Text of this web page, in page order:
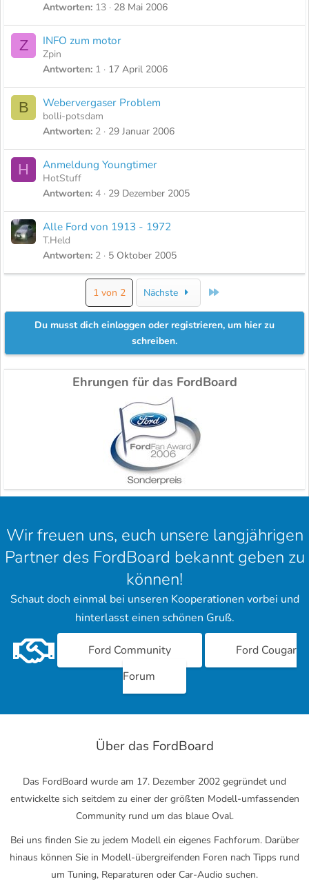
Antworten 13 28 Mai 2006
Z INFO zum motor
Zpin
Antworten 1 17 April 2006
B Webervergaser Problem
bolli-potsdam
Antworten 2 29 Januar 2006
H Anmeldung Youngtimer
HotStuff
Antworten 4 29 Dezember 2005
Alle Ford von 1913 - 1972
T.Held
Antworten 2 5 Oktober 2005
1 von 2 Nächste Letzte
Du musst dich einloggen oder registrieren, um hier zu
schreiben.
Ehrungen für das FordBoard
Wir freuen uns, euch unsere langjährigen
Partner des FordBoard bekannt geben zu
können!
Schaut doch einmal bei unseren Kooperationen vorbei und
hinterlasst einen schönen Gruß.
Ford Community
Ford Cougar
Forum
Über das FordBoard
Das FordBoard wurde am 17. Dezember 2002 gegründet und
entwickelte sich seitdem zu einer der größten Modell-umfassenden
Community rund um das blaue Oval.
Bei uns finden Sie zu jedem Modell ein eigenes Fachforum. Darüber
hinaus können Sie in Modell-übergreifenden Foren nach Tipps rund
um Tuning, Reparaturen oder Car-Audio suchen.